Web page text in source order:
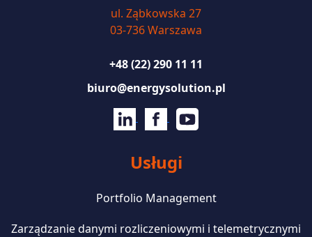
ul. Ząbkowska 27
03-736 Warszawa
+48 (22) 290 11 11
biuro@energysolution.pl
Usługi
Portfolio Management
Zarządzanie danymi rozliczeniowymi i telemetrycznymi